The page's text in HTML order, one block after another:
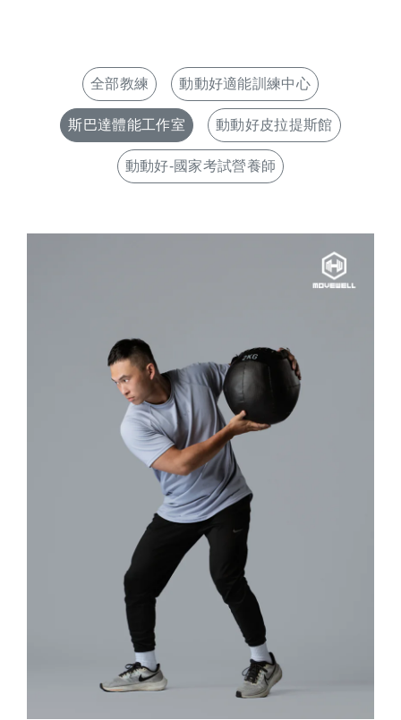
全部教練 動動好適能訓練中心
斯巴達體能工作室 動動好皮拉提斯館
動動好-國家考試營養師